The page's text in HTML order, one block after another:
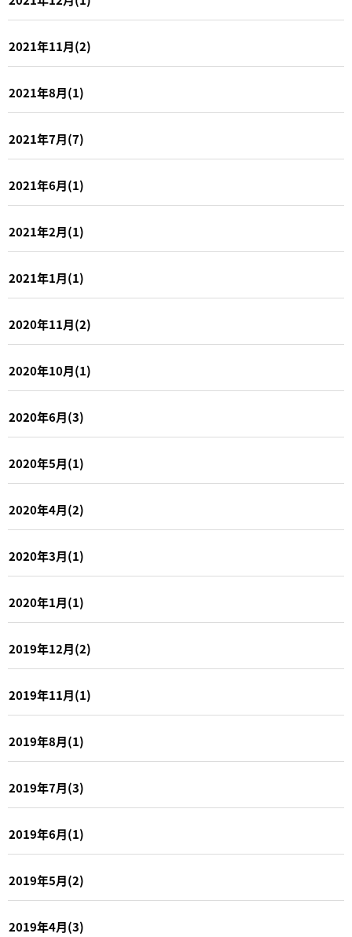
2021年11月(2)
2021年8月(1)
2021年7月(7)
2021年6月(1)
2021年2月(1)
2021年1月(1)
2020年11月(2)
2020年10月(1)
2020年6月(3)
2020年5月(1)
2020年4月(2)
2020年3月(1)
2020年1月(1)
2019年12月(2)
2019年11月(1)
2019年8月(1)
2019年7月(3)
2019年6月(1)
2019年5月(2)
2019年4月(3)